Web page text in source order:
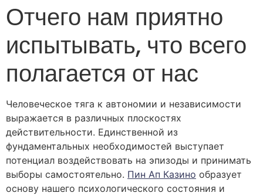
Отчего нам приятно
испытывать, что всего
полагается от нас
Человеческое тяга к автономии и независимости
выражается в различных плоскостях
действительности. Единственной из
фундаментальных необходимостей выступает
потенциал воздействовать на эпизоды и принимать
выборы самостоятельно. Пин Ап Казино образует
основу нашего психологического состояния и